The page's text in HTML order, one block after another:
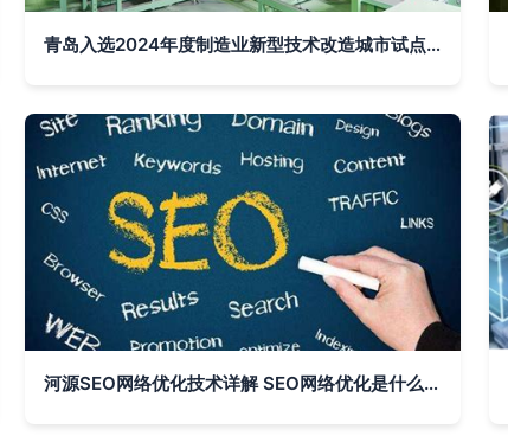
青岛入选2024年度制造业新型技术改造城市试点，最高获批3亿元中央支持资金
河源SEO网络优化技术详解 SEO网络优化是什么工作？2024年07月更新